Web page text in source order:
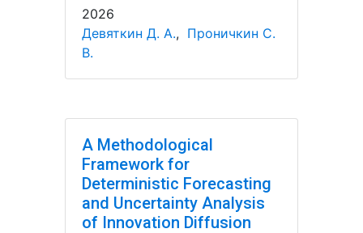
2026
Девяткин Д. А., Проничкин С.
В.
A Methodological
Framework for
Deterministic Forecasting
and Uncertainty Analysis
of Innovation Diffusion